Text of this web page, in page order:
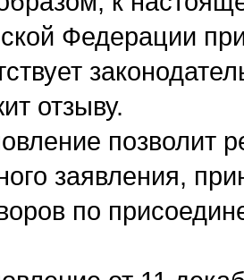
Федерации
отзыву.
позволит
заявления,
по